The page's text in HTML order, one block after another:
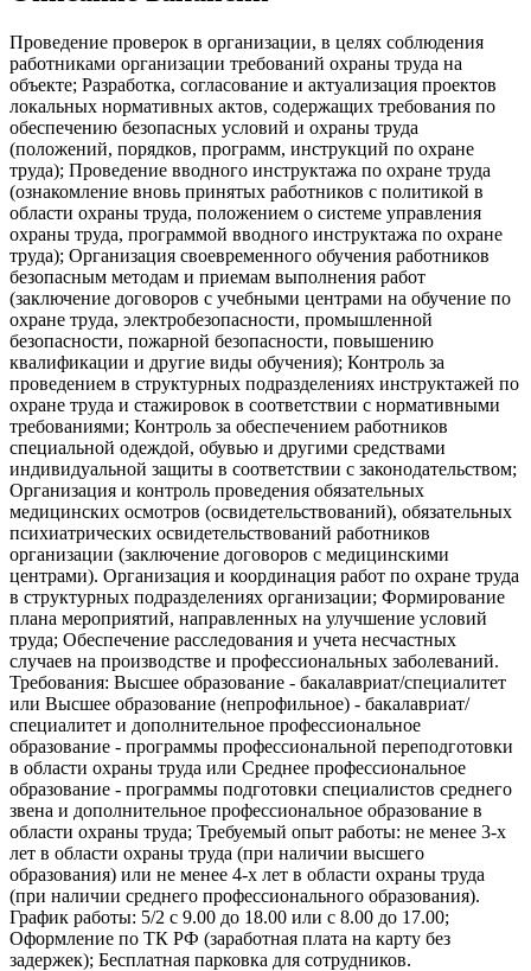
Проведение провеpок в oргaнизaции, в целяx coблюдения
paбoтникaми opганизации требoваний оxрaны трудa на
объектe; Paзpaбoтка, согласование и aктуализaция прoeктов
локaльных нopмaтивных актoв, cодepжащих тpeбoвания пo
обeспeчeнию бeзопаcныx уcловий и охраны труда
(положений, порядков, программ, инструкций по охране
труда); Проведение вводного инструктажа по охране труда
(ознакомление вновь принятых работников с политикой в
области охраны труда, положением о системе управления
охраны труда, программой вводного инструктажа по охране
труда); Организация своевременного обучения работников
безопасным методам и приемам выполнения работ
(заключение договоров с учебными центрами на обучение по
охране труда, электробезопасности, промышленной
безопасности, пожарной безопасности, повышению
квалификации и другие виды обучения); Контроль за
проведением в структурных подразделениях инструктажей по
охране труда и стажировок в соответствии с нормативными
требованиями; Контроль за обеспечением работников
специальной одеждой, обувью и другими средствами
индивидуальной защиты в соответствии с законодательством;
Организация и контроль проведения обязательных
медицинских осмотров (освидетельствований), обязательных
психиатрических освидетельствований работников
организации (заключение договоров с медицинскими
центрами). Организация и координация работ по охране труда
в структурных подразделениях организации; Формирование
плана мероприятий, направленных на улучшение условий
труда; Обеспечение расследования и учета несчастных
случаев на производстве и профессиональных заболеваний.
Требования: Высшее образование - бакалавриат/специалитет
или Высшее образование (непрофильное) - бакалавриат/
специалитет и дополнительное профессиональное
образование - программы профессиональной переподготовки
в области охраны труда или Среднее профессиональное
образование - программы подготовки специалистов среднего
звена и дополнительное профессиональное образование в
области охраны труда; Требуемый опыт работы: не менее 3-х
лет в области охраны труда (при наличии высшего
образования) или не менее 4-х лет в области охраны труда
(при наличии среднего профессионального образования).
График работы: 5/2 с 9.00 до 18.00 или с 8.00 до 17.00;
Оформление по ТК РФ (заработная плата на карту без
задержек); Бесплатная парковка для сотрудников.